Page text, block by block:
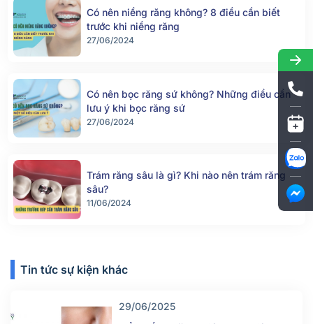
Có nên niềng răng không? 8 điều cần biết
trước khi niềng răng
27/06/2024
Có nên bọc răng sứ không? Những điều cần
lưu ý khi bọc răng sứ
27/06/2024
Trám răng sâu là gì? Khi nào nên trám răng
sâu?
11/06/2024
Tin tức sự kiện khác
29/06/2025